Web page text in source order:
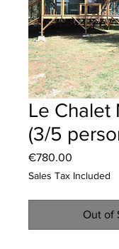
Le Chalet
(3/5
€780.00
Sales Tax Included
Out of